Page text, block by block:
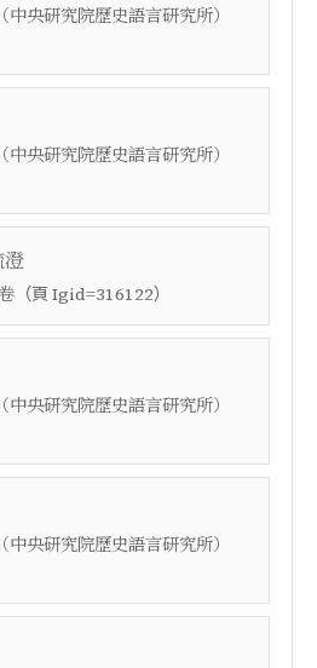
中央研究院歷史語言研究所）
中央研究院歷史語言研究所）
澄
（頁 Igid=316122）
中央研究院歷史語言研究所）
中央研究院歷史語言研究所）